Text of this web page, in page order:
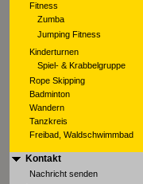
Fitness
Zumba
Jumping Fitness
Kinderturnen
Spiel- & Krabbelgruppe
Rope Skipping
Badminton
Wandern
Tanzkreis
Freibad, Waldschwimmbad
Kontakt
Nachricht senden